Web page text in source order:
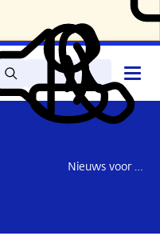
Zoek Lees
voor
Mijn
DNB
Contact
Nieuws voor de sector